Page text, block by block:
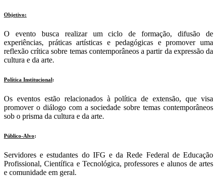
Objetivo:
O evento busca realizar um ciclo de formação, difusão de
experiências, práticas artísticas e pedagógicas e promover uma
reflexão crítica sobre temas contemporâneos a partir da expressão da
cultura e da arte.
Política Institucional :
Os eventos estão relacionados à política de extensão, que visa
promover o diálogo com a sociedade sobre temas contemporâneos
sob o prisma da cultura e da arte.
Público-Alvo:
Servidores e estudantes do IFG e da Rede Federal de Educação
Profissional, Científica e Tecnológica, professores e alunos de artes
e comunidade em geral.